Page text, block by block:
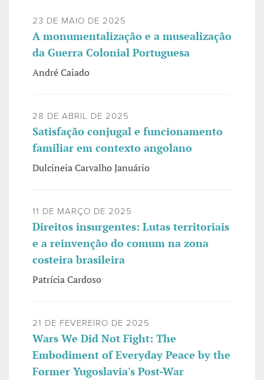
23 DE MAIO DE 2025
A monumentalização e a musealização
da Guerra Colonial Portuguesa
André Caiado
28 DE ABRIL DE 2025
Satisfação conjugal e funcionamento
familiar em contexto angolano
Dulcineia Carvalho Januário
11 DE MARÇO DE 2025
Direitos insurgentes: Lutas territoriais
e a reinvenção do comum na zona
costeira brasileira
Patrícia Cardoso
21 DE FEVEREIRO DE 2025
Wars We Did Not Fight: The
Embodiment of Everyday Peace by the
Former Yugoslavia's Post-War